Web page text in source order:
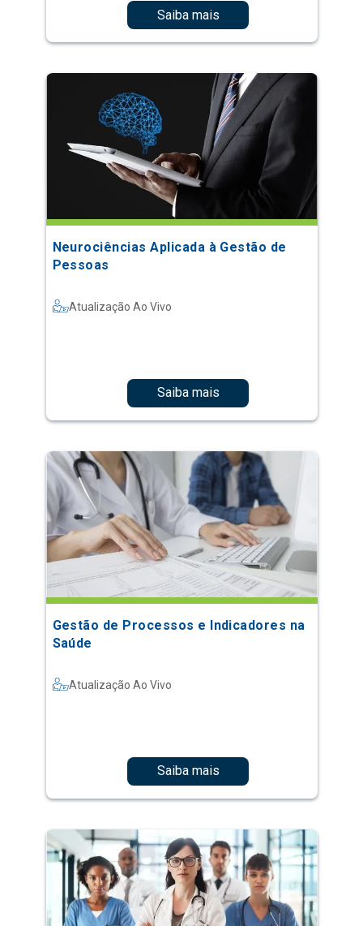
Saiba mais
Neurociências Aplicada à Gestão de
Pessoas
Atualização Ao Vivo
Saiba mais
Gestão de Processos e Indicadores na
Saúde
Atualização Ao Vivo
Saiba mais